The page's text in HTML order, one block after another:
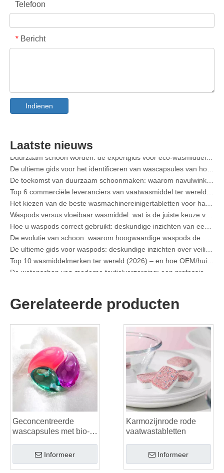
Telefoon
* Bericht
Indienen
Laatste nieuws
De ultieme gids voor het identificeren van wascapsules van hoge kwaliteit: het perspectief van een branche-expert
De toekomst van duurzaam schoonmaken: waarom navulwinkels onverpakte wasmiddelvellen in bulk omarmen
Top 6 commerciële leveranciers van vaatwasmiddel ter wereld (OEM- en kopersgids 2026)
Het kiezen van de beste wasmachinereinigertabletten voor hard water
Waspods versus vloeibaar wasmiddel: wat is de juiste keuze voor uw wasgoed?
Hoe u waspods correct gebruikt: deskundige inzichten van een toonaangevende fabrikant van waspods in China
De evolutie van schoon: waarom hoogwaardige waspods de mondiale toekomst van textielverzorging bepalen
De ultieme gids voor waspods: deskundige inzichten over veiligheid, wetenschap en het maximaliseren van de reinigingskracht
Top 10 wasmiddelmerken ter wereld (2026) – en hoe OEM/huismerkmerken kunnen concurreren
De wetenschap van moderne textielverzorging: een professionele gids voor waspods, wasverzachters en kleurgrijpers
De ultieme gids voor vaatwasmiddelen: peulen versus wasmiddelen. Tabletten versus. Poeder
De ultieme gids voor het identificeren van wascapsules van hoge kwaliteit: het perspectief van een branche-expert
De toekomst van duurzaam schoonmaken: waarom navulwinkels onverpakte wasmiddelvellen in bulk omarmen
Top 6 commerciële leveranciers van vaatwasmiddel ter wereld (OEM- en kopersgids 2026)
Gerelateerde producten
Geconcentreerde
wascapsules met bio-
Informeer
Karmozijnrode rode
vaatwastabletten
Informeer